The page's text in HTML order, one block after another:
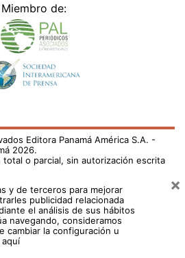
Miembro de:
Editora Panamá América S.A. -
2026.
o parcial, sin autorización escrita
y de terceros para mejorar
publicidad relacionada
el análisis de sus hábitos
navegando, consideramos
cambiar la configuración u
×